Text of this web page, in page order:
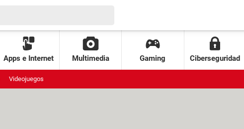
Apps e Internet Multimedia Gaming Ciberseguridad
Videojuegos